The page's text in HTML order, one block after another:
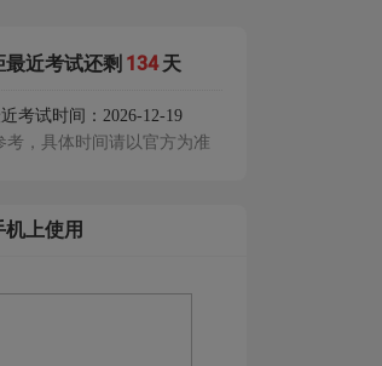
最近考试还剩 134 天
考试时间：2026-12-19
考，具体时间请以官方为准
机上使用